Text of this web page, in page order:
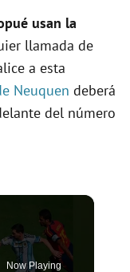
usan la
llamada de
a esta
Neuquen deberá
del número
Now Playing